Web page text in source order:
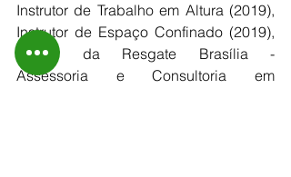
Instrutor de Trabalho em Altura (2019),
Instrutor de Espaço Confinado (2019),
Diretor da Resgate Brasília -
Assessoria e Consultoria em